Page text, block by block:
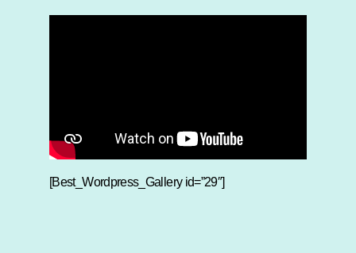
[Best_Wordpress_Gallery id=”29″]